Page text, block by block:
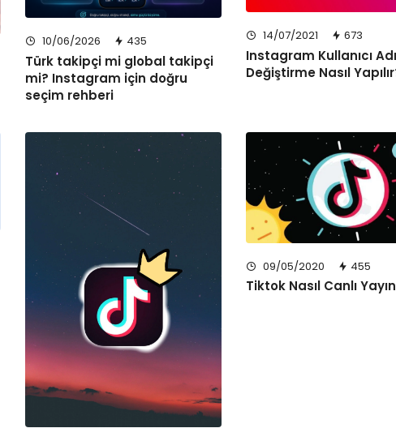
10/06/2026 435
Türk takipçi mi global takipçi
mi? Instagram için doğru
seçim rehberi
14/07/2021 673
Instagram Kullanıcı Adı
Değiştirme Nasıl
09/05/2020 455
Tiktok Nasıl Canlı Yayın